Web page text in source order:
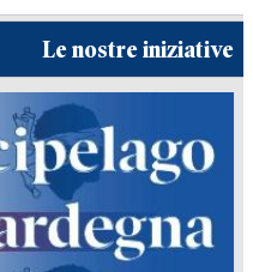
Le nostre iniziative